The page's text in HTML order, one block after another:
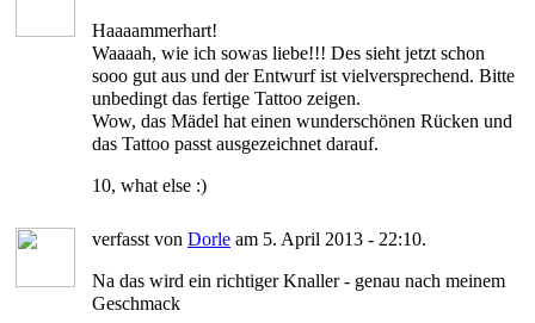
Haaaammerhart!
Waaaah, wie ich sowas liebe!!! Des sieht jetzt schon
sooo gut aus und der Entwurf ist vielversprechend. Bitte
unbedingt das fertige Tattoo zeigen.
Wow, das Mädel hat einen wunderschönen Rücken und
das Tattoo passt ausgezeichnet darauf.
10, what else :)
verfasst von Dorle am 5. April 2013 - 22:10.
Na das wird ein richtiger Knaller - genau nach meinem
Geschmack